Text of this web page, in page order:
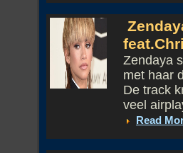
Zendaya
met haar
De track
veel
Read